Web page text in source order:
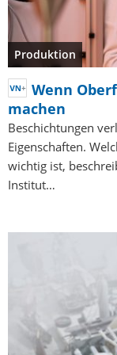
Produktion
Wenn
machen
Beschichtungen
Eigenschaften.
wichtig ist,
Institut…